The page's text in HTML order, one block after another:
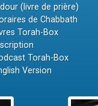
(livre de prière)
de Chabbath
Torah-Box
Torah-Box
Version